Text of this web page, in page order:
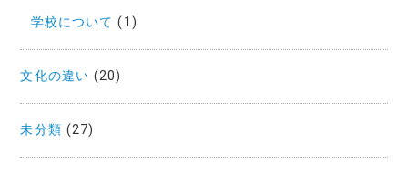
学校について (1)
文化の違い (20)
未分類 (27)